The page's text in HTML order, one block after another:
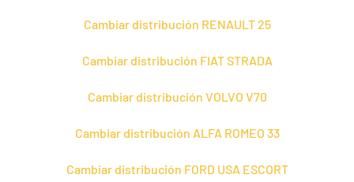
Cambiar distribución RENAULT 25
Cambiar distribución FIAT STRADA
Cambiar distribución VOLVO V70
Cambiar distribución ALFA ROMEO 33
Cambiar distribución FORD USA ESCORT